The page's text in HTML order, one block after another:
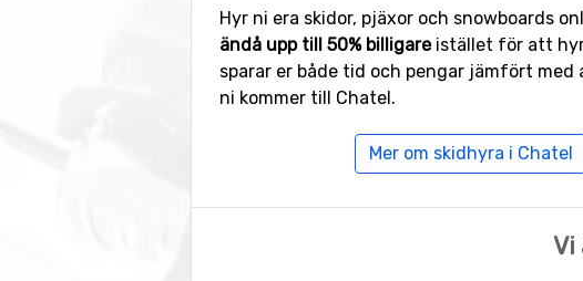
Hyr ni era skidor, pjäxor och snowboards
ändå upp till 50% billigareistället för att
sparar er både tid och pengar jämfört
ni kommer till Chatel.
Mer om skidhyra i Chatel
Vi